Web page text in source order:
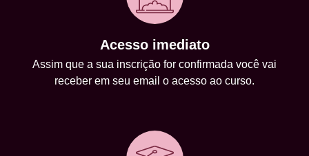
Acesso imediato
Assim que a sua inscrição for confirmada você vai
receber em seu email o acesso ao curso.